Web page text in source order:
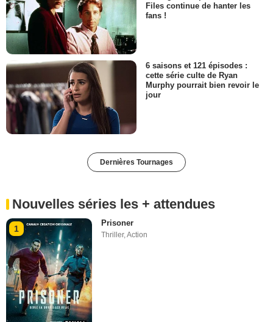
Files continue de hanter les
fans !
6 saisons et 121 épisodes :
cette série culte de Ryan
Murphy pourrait bien revoir le
jour
Dernières Tournages
Nouvelles séries les + attendues
1
Prisoner
Thriller,Action